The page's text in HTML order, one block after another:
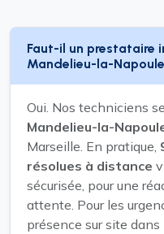
Faut-il un prestataire
Mandelieu-la-
Oui. Nos techniciens
Mandelieu-la-
Marseille. En pratique,
résolues à distance
sécurisée, pour une
attente. Pour les
présence sur site